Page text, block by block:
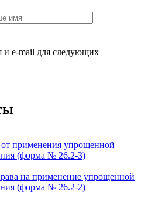
и e-mail для следующих
от применения упрощенной
(форма № 26.2-3)
на применение упрощенной
(форма № 26.2-2)